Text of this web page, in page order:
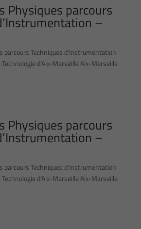
Physiques parcours
–
parcours Techniques d’Instrumentation
d’Aix-Marseille Aix-Marseille
Physiques parcours
–
parcours Techniques d’Instrumentation
d’Aix-Marseille Aix-Marseille